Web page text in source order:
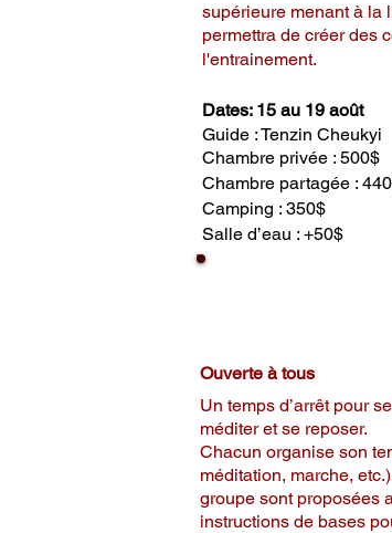
supérieure menant à la
permettra de créer des
l'entrainement.
Dates: 15 au 19 août
Guide : Tenzin Cheukyi
Chambre privée : 500$
Chambre partagée :
Camping : 350$
Salle d’eau : +50$
Ouverte à tous
Un temps d’arrêt pour
méditer et se reposer.
Chacun organise son
méditation, marche,
groupe sont proposées
instructions de bases